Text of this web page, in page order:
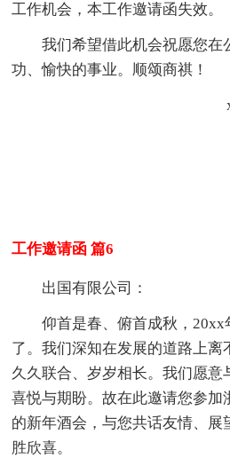
工作机会，本工作邀请函失效。
我们希望借此机会祝愿您在
功、愉快的事业。顺颂商祺！
工作邀请函 篇6
出国有限公司：
仰首是春、俯首成秋，
了。我们深知在发展的道路上离
久久联合、岁岁相长。我们愿意
喜悦与期盼。故在此邀请您参加
的新年酒会，与您共话友情、展
胜欣喜。